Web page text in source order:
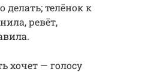
телёнок к
ревёт,
хочет — голосу